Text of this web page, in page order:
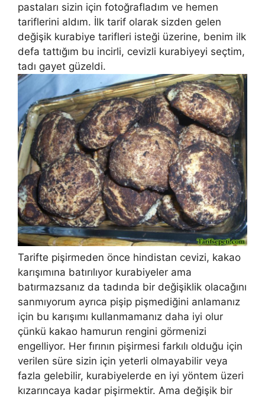
pastaları sizin için fotoğrafladım ve hemen
tariflerini aldım. İlk tarif olarak sizden gelen
değişik kurabiye tarifleri isteği üzerine, benim ilk
defa tattığım bu incirli, cevizli kurabiyeyi seçtim,
tadı gayet güzeldi.
Tarifte pişirmeden önce hindistan cevizi, kakao
karışımına batırılıyor kurabiyeler ama
batırmazsanız da tadında bir değişiklik olacağını
sanmıyorum ayrıca pişip pişmediğini anlamanız
için bu karışımı kullanmamanız daha iyi olur
çünkü kakao hamurun rengini görmenizi
engelliyor. Her fırının pişirmesi farkılı olduğu için
verilen süre sizin için yeterli olmayabilir veya
fazla gelebilir, kurabiyelerde en iyi yöntem üzeri
kızarıncaya kadar pişirmektir. Ama değişik bir